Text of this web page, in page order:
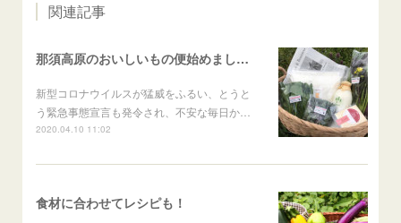
関連記事
那須高原のおいしいもの便始めました！
新型コロナウイルスが猛威をふるい、とうと
う緊急事態宣言も発令され、不安な毎日か…
2020.04.10 11:02
食材に合わせてレシピも！